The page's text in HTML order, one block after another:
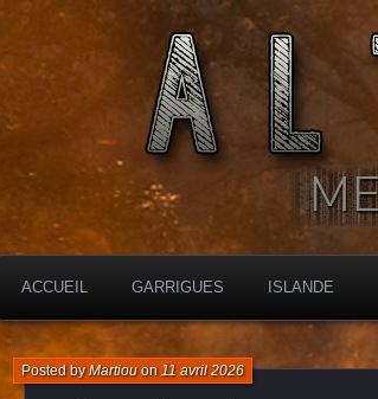
ALTIMARA
MES CHARBONNIÈRES
ACCUEIL GARRIGUES ISLANDE
Posted byMartiouon11 avril 2026